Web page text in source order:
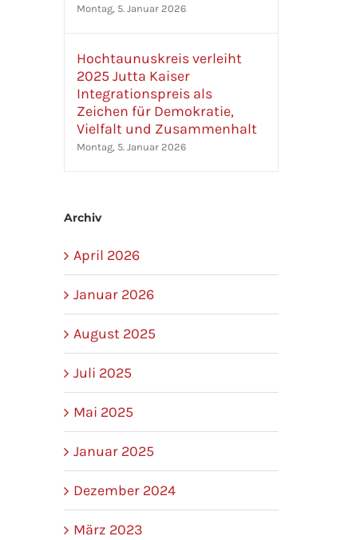
Montag, 5. Januar 2026
Hochtaunuskreis verleiht
2025 Jutta Kaiser
Integrationspreis als
Zeichen für Demokratie,
Vielfalt und Zusammenhalt
Montag, 5. Januar 2026
Archiv
April 2026
Januar 2026
August 2025
Juli 2025
Mai 2025
Januar 2025
Dezember 2024
März 2023